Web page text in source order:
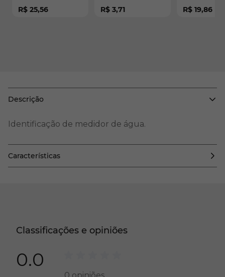
R$ 25,56 R$ 3,71 R$ 19,86
Descrição
Identificação de medidor de água.
Características
Classificações e opiniões
0.0